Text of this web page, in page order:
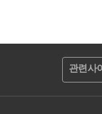
관련사